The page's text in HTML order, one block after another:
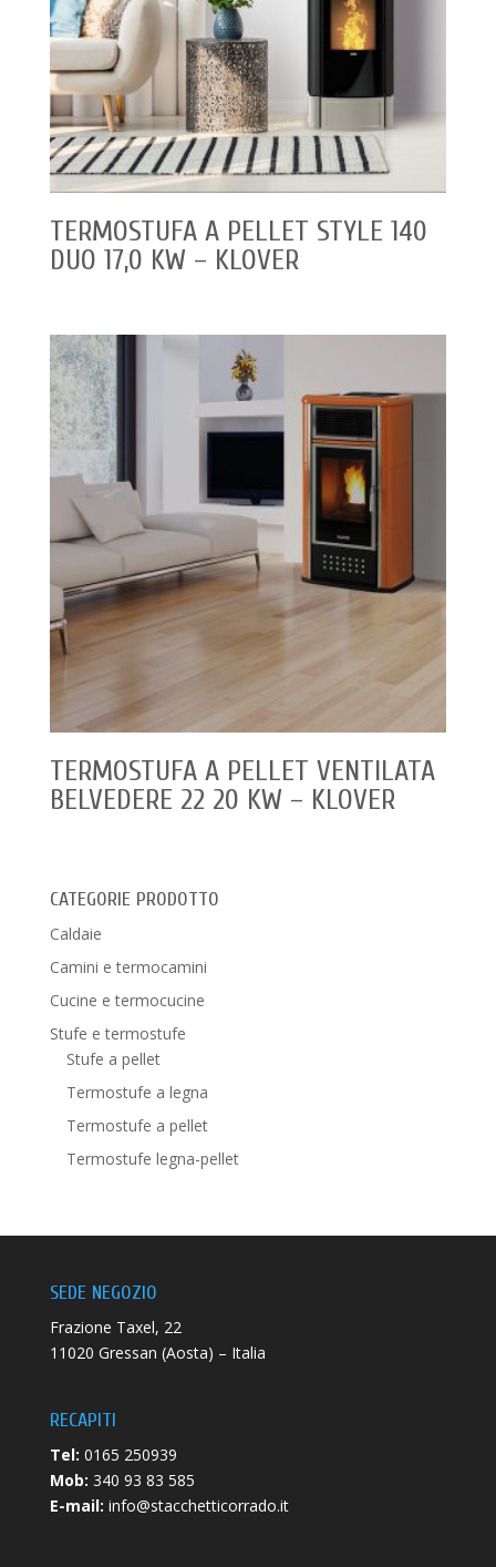
TERMOSTUFA A PELLET STYLE 140
DUO 17,0 KW – KLOVER
TERMOSTUFA A PELLET VENTILATA
BELVEDERE 22 20 KW – KLOVER
CATEGORIE PRODOTTO
Caldaie
Camini e termocamini
Cucine e termocucine
Stufe e termostufe
Stufe a pellet
Termostufe a legna
Termostufe a pellet
Termostufe legna-pellet
SEDE NEGOZIO
Frazione Taxel, 22
11020 Gressan (Aosta) – Italia
RECAPITI
Tel: 0165 250939
Mob: 340 93 83 585
E-mail: info@stacchetticorrado.it